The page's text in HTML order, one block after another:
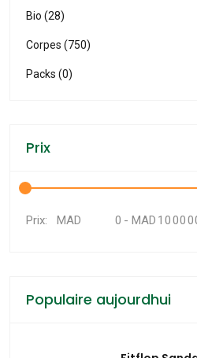
Bio (28)
Corpes (750)
Packs (0)
Prix
Prix: MAD - MAD
Populaire aujourdhui